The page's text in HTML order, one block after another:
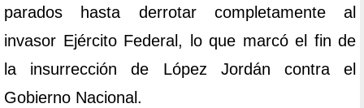
parados hasta derrotar completamente al
invasor Ejército Federal, lo que marcó el fin de
la insurrección de López Jordán contra el
Gobierno Nacional.